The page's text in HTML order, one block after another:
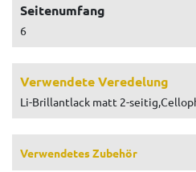
Seitenumfang
6
Verwendete Veredelung
Li-Brillantlack matt 2-
Verwendetes Zubehör